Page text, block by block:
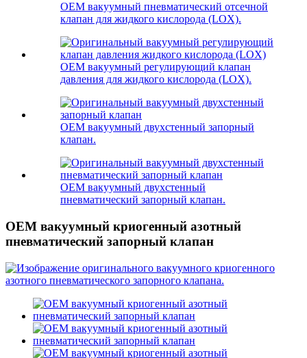
OEM вакуумный пневматический отсечной
клапан для жидкого кислорода (LOX).
OEM вакуумный регулирующий клапан
давления для жидкого кислорода (LOX).
OEM вакуумный двухстенный запорный
клапан.
OEM вакуумный двухстенный
пневматический запорный клапан.
OEM вакуумный криогенный азотный
пневматический запорный клапан